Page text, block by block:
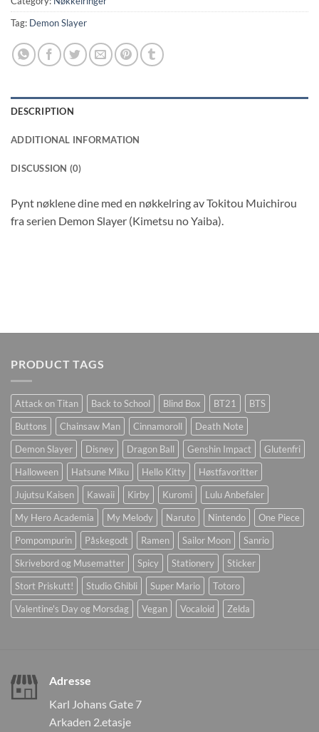
Tag: Demon Slayer
DESCRIPTION
ADDITIONAL INFORMATION
DISCUSSION (0)
Pynt nøklene dine med en nøkkelring av Tokitou Muichirou
fra serien Demon Slayer (Kimetsu no Yaiba).
PRODUCT TAGS
Attack on Titan Back to School Blind Box BT21
BTS
Buttons
Chainsaw Man Cinnamoroll
Death Note
Demon Slayer
Disney Dragon Ball Genshin Impact
Glutenfri
Halloween
Hatsune Miku Hello Kitty
Høstfavoritter
Jujutsu Kaisen
Kawaii Kirby Kuromi
Lulu Anbefaler
My Hero Academia
My Melody Naruto Nintendo
One Piece
Pompompurin
Påskegodt Ramen Sailor Moon
Sanrio
Skrivebord og Musematter
Spicy Stationery
Sticker
Stort Priskutt!
Studio Ghibli Super Mario
Totoro
Valentine's Day og Morsdag
Vegan Vocaloid Zelda
Adresse
Karl Johans Gate 7
Arkaden 2.etasje